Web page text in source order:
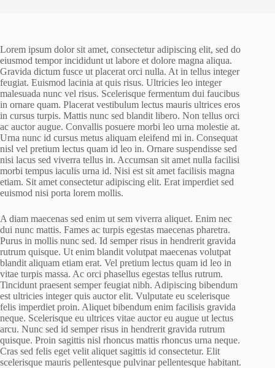
Lorem ipsum dolor sit amet, consectetur adipiscing elit, sed do
eiusmod tempor incididunt ut labore et dolore magna aliqua.
Gravida dictum fusce ut placerat orci nulla. At in tellus integer
feugiat. Euismod lacinia at quis risus. Ultricies leo integer
malesuada nunc vel risus. Scelerisque fermentum dui faucibus
in ornare quam. Placerat vestibulum lectus mauris ultrices eros
in cursus turpis. Mattis nunc sed blandit libero. Non tellus orci
ac auctor augue. Convallis posuere morbi leo urna molestie at.
Urna nunc id cursus metus aliquam eleifend mi in. Consequat
nisl vel pretium lectus quam id leo in. Ornare suspendisse sed
nisi lacus sed viverra tellus in. Accumsan sit amet nulla facilisi
morbi tempus iaculis urna id. Nisi est sit amet facilisis magna
etiam. Sit amet consectetur adipiscing elit. Erat imperdiet sed
euismod nisi porta lorem mollis.
A diam maecenas sed enim ut sem viverra aliquet. Enim nec
dui nunc mattis. Fames ac turpis egestas maecenas pharetra.
Purus in mollis nunc sed. Id semper risus in hendrerit gravida
rutrum quisque. Ut enim blandit volutpat maecenas volutpat
blandit aliquam etiam erat. Vel pretium lectus quam id leo in
vitae turpis massa. Ac orci phasellus egestas tellus rutrum.
Tincidunt praesent semper feugiat nibh. Adipiscing bibendum
est ultricies integer quis auctor elit. Vulputate eu scelerisque
felis imperdiet proin. Aliquet bibendum enim facilisis gravida
neque. Scelerisque eu ultrices vitae auctor eu augue ut lectus
arcu. Nunc sed id semper risus in hendrerit gravida rutrum
quisque. Proin sagittis nisl rhoncus mattis rhoncus urna neque.
Cras sed felis eget velit aliquet sagittis id consectetur. Elit
scelerisque mauris pellentesque pulvinar pellentesque habitant.